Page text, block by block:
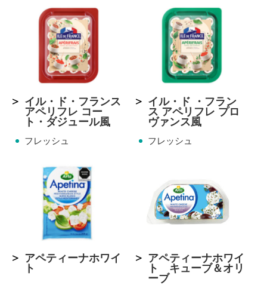
イル・ド・フランス
アペリフレ コー
ト・ダジュール風
フレッシュ
イル・ド ・フラン
ス アペリフレ プロ
ヴァンス風
フレッシュ
アペティーナホワイ
ト
アペティーナホワイ
ト キューブ＆オリ
ーブ